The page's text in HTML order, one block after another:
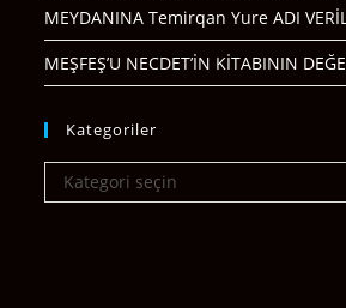
MEYDANINA Temirqan Yure ADI
MEŞFEŞ’U NECDET’İN KİTABININ
Kategoriler
Kategoriler
Kategori seçin